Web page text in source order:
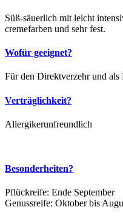
Süß-säuerlich mit leicht
cremefarben und sehr fest.
Wofür geeignet?
Für den Direktverzehr und als
Verträglichkeit?
Allergikerunfreundlich
Besonderheiten?
Pflückreife: Ende September
Genussreife: Oktober bis